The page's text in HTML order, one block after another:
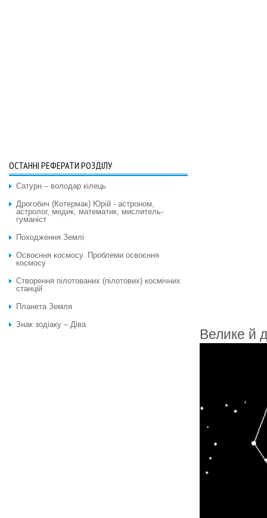
Велике й
ОСТАННІ РЕФЕРАТИ РОЗДІЛУ
Сатурн – володар кілець
Дрогобич (Котермак) Юрій - астроном,
астролог, медик, математик, мислитель-
гуманіст
Походження Землі
Освоєння космосу. Проблеми освоєння
космосу
Створення пілотованих (пілотових) космічних
станцій
Планета Земля
Знак зодіаку – Діва